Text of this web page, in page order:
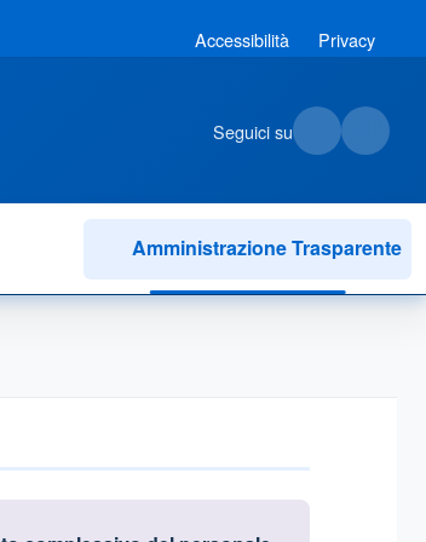
Accessibilità Privacy
Seguici su
Amministrazione Trasparente